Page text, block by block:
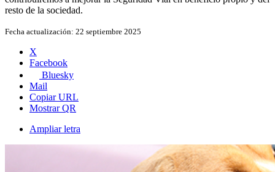
resto de la sociedad.
Fecha actualización: 22 septiembre 2025
X
Facebook
Bluesky
Mail
Copiar URL
Mostrar QR
Ampliar letra